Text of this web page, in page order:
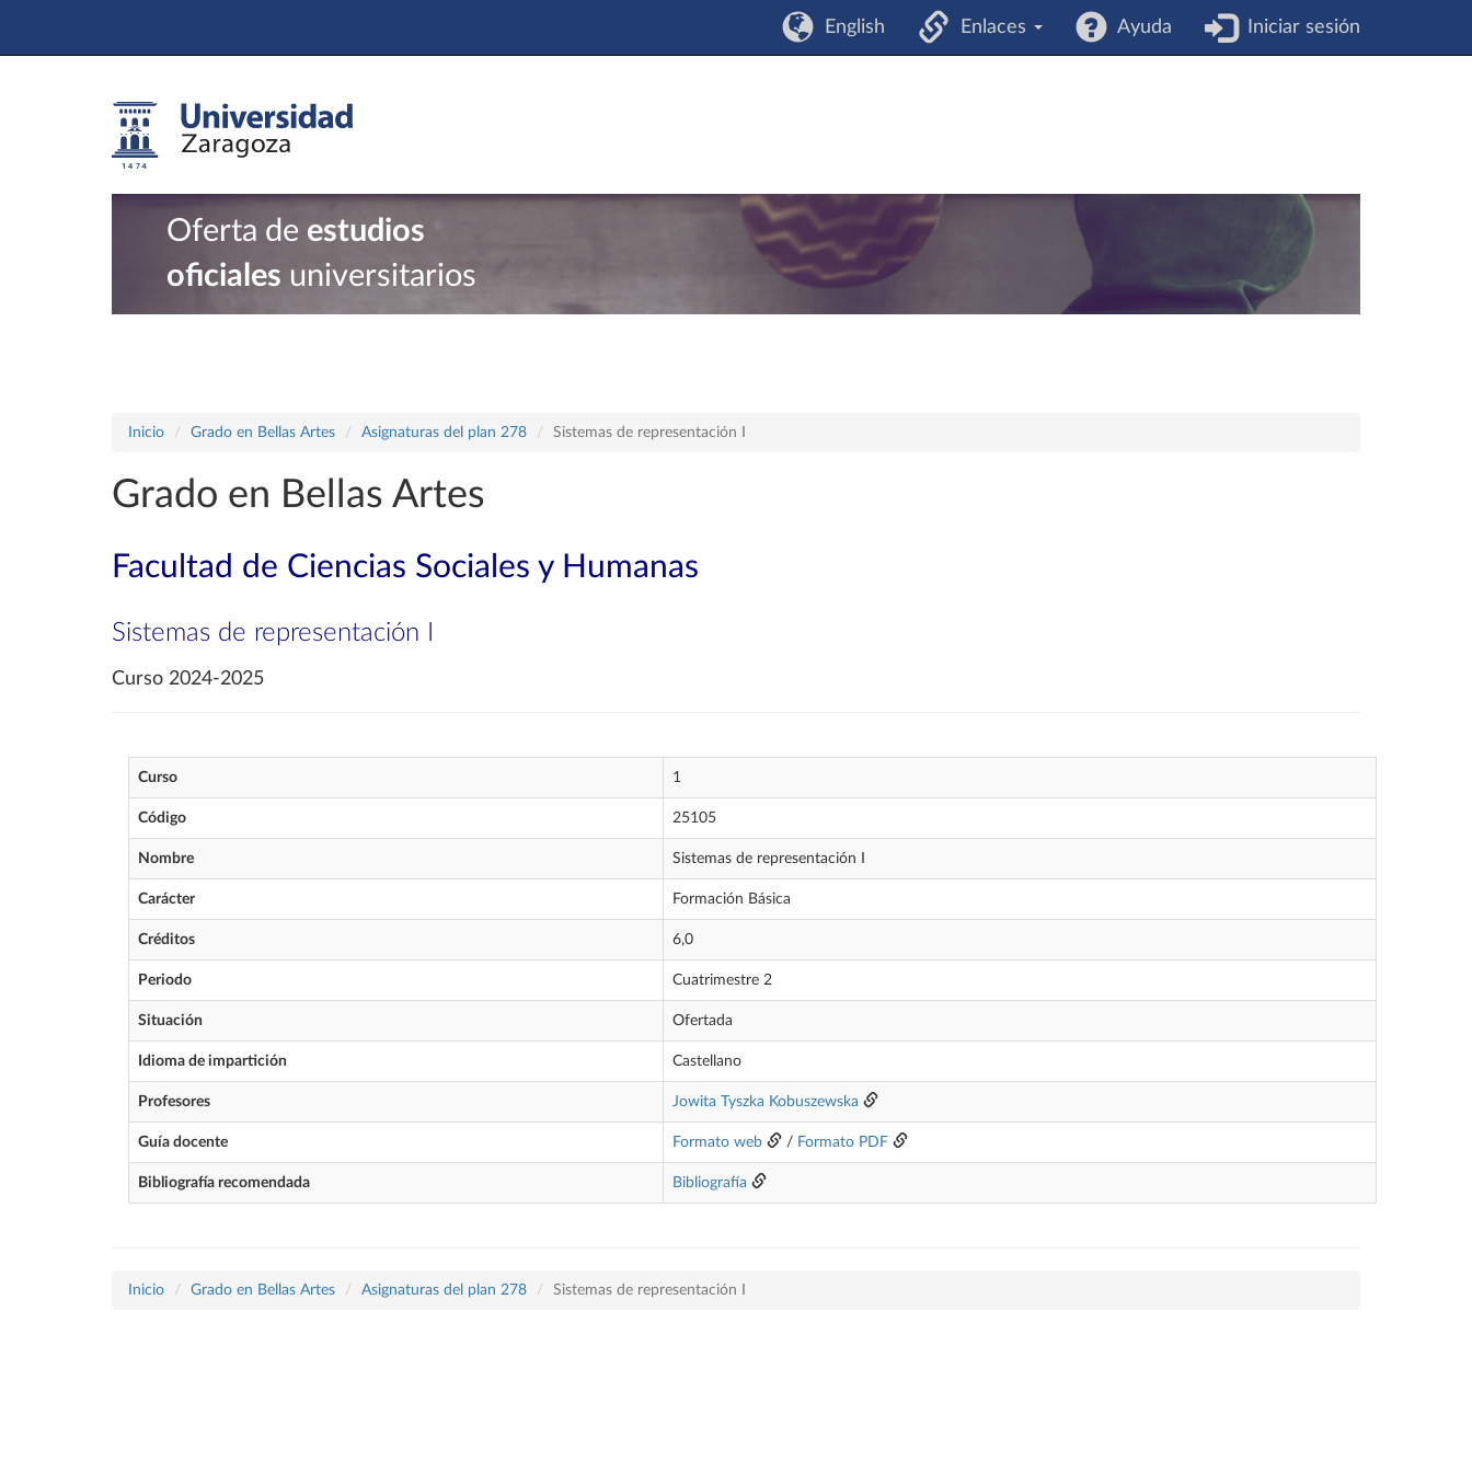
English Enlaces Ayuda Iniciar sesión
Oferta de estudios
oficiales universitarios
Inicio Grado en Bellas Artes Asignaturas del plan 278 Sistemas de representación I
Grado en Bellas Artes
Facultad de Ciencias Sociales y Humanas
Sistemas de representación I
Curso 2024-2025
Curso 1
Código 25105
Nombre Sistemas de representación I
Carácter Formación Básica
Créditos 6,0
Periodo Cuatrimestre 2
Situación Ofertada
Idioma de impartición Castellano
Profesores Jowita Tyszka Kobuszewska
Guía docente Formato web / Formato PDF
Bibliografía recomendada Bibliografía
Inicio Grado en Bellas Artes Asignaturas del plan 278 Sistemas de representación I